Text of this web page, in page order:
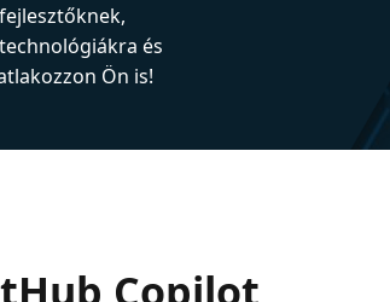
és
Ön is!
Copilot